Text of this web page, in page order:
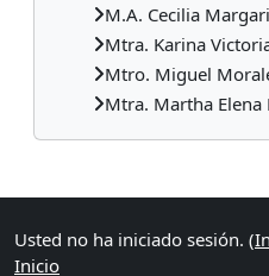
M.A. Cecilia
Mtra. Karina
Mtro. Miguel
Mtra. Martha Elena
Bloques
Usted no ha iniciado sesión. (
Inicio